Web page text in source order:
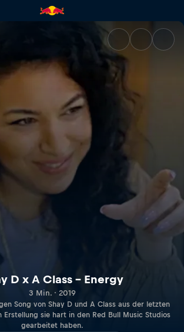
A Class – Energy |
D x A Class – Energy
3 Min. · 2019
Song von Shay D und A Class aus der letzten
Erstellung sie hart in den Red Bull Music Studios
gearbeitet haben.